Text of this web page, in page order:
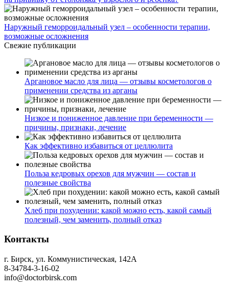
Наружный геморроидальный узел – особенности терапии,
возможные осложнения
Свежие публикации
Аргановое масло для лица — отзывы косметологов о
применении средства из арганы
Низкое и пониженное давление при беременности —
причины, признаки, лечение
Как эффективно избавиться от целлюлита
Польза кедровых орехов для мужчин — состав и
полезные свойства
Хлеб при похудении: какой можно есть, какой самый
полезный, чем заменить, полный отказ
Контакты
г. Бирск, ул. Коммунистическая, 142А
8-34784-3-16-02
info@doctorbirsk.com